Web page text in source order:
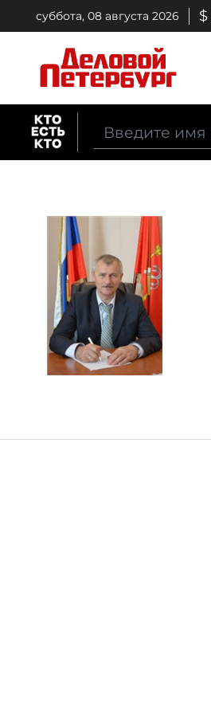
суббота, 08 августа 2026 $